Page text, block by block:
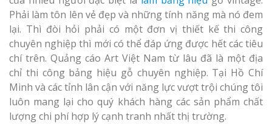
Phải làm tôn lên vẻ đẹp và những tính năng mà nó đem
lại. Thì đòi hỏi phải có một đơn vị thiết kế thi công
chuyên nghiệp thì mới có thể đáp ứng được hết các tiêu
chí trên. Quảng cáo Art Việt Nam từ lâu đã là một địa
chỉ thi công bảng hiệu gỗ chuyên nghiệp. Tại Hồ Chí
Minh và các tỉnh lân cận với năng lực vượt trội chúng tôi
luôn mang lại cho quý khách hàng các sản phẩm chất
lượng chi phí hợp lý cạnh tranh nhất thị trường.